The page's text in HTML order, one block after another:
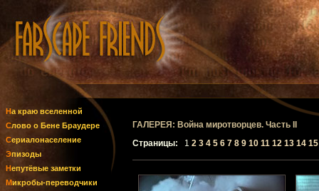
На краю вселенной
Слово о Бене Браудере
Сериалонаселение
Эпизоды
Непутёвые заметки
Микробы-переводчики
ГАЛЕРЕЯ: Война миротворцев. Часть II
Страницы: 1 2 3 4 5 6 7 8 9 10 11 12 13 14